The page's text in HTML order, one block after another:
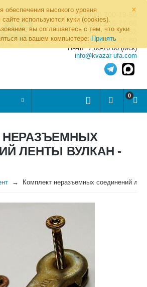
×
обеспечения высокого уровня
используются куки (cookies).
вы соглашаетесь с тем, что куки
на вашем компьютере: Принять
8 (800) 700-19-50
8 (495) 255-77-08
8 (347) 225-00-52
8 (986) 963-95-80
Пн-пт: 7.00-16.00 (Мск)
info@kvazar-ufa.com
0
НЕРАЗЪЕМНЫХ
ЛЕНТЫ ВУЛКАН -
Комплект неразъемных соединений